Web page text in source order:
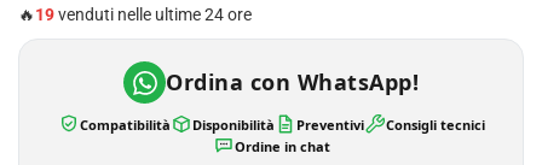
🔥19venduti nelle ultime 24 ore
Ordina con WhatsApp!
Compatibilità Disponibilità Preventivi
Consigli tecnici
Ordine in chat